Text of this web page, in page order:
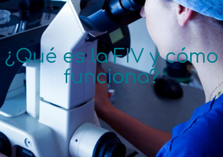
¿Qué es la FIV y cómo
funciona?